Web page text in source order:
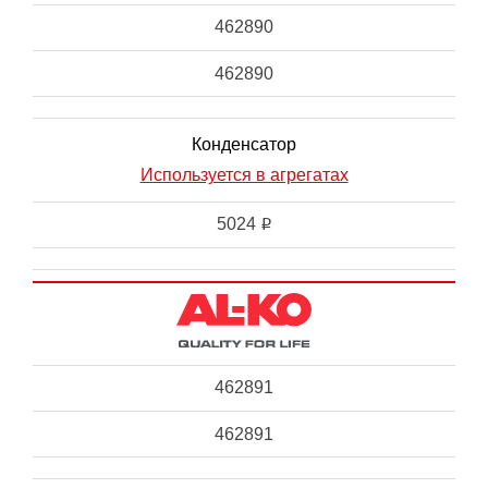
462890
462890
Конденсатор
Используется в агрегатах
5024 i
462891
462891